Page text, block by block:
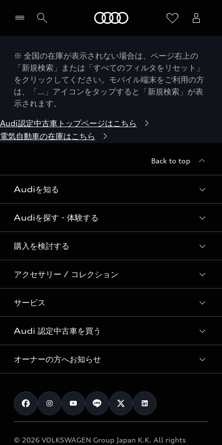
※ 全国の在庫が表示されない場合は、ページ右上の
「新規検索」または「すべてのフィルタをリセット」
をクリックしてください。モバイル端末をご利用の方
は、「…」アイコンをタップすると「新規検索」が表
示されます。
Audi認定中古車トップページはこちら
電気自動車の在庫はこちら
Back to top
Audiを知る
Audi ブランド
Story of Progress
Audi Sport
Formula 1®
デジタルサービス
Audiを探す・体験する
ディーラー検索
新車在庫検索
試乗車・展示車検索
見積もり依頼
試乗予約
購入を検討する
モデル一覧
特別仕様モデル / 限定モデル
e-tronラインアップ
価格シミュレーション
車両比較
カタログ一覧
アクセサリー / コレクション
純正アクセサリー
オンラインショップ
Audi collection
アウディナビアプリ
サービス
サービス入庫予約
サービスプログラム
メンテナンス
車検 / 定期点検
e-tronアフターサポート
Audi 認定中古車を買う
Audi認定中古車
クオリティ
保証
メンテナンス
オーナーの方へお知らせ
お知らせ
オーナー様向けキャンペーン
© 2026 VOLKSWAGEN Group Japan K.K. All rights